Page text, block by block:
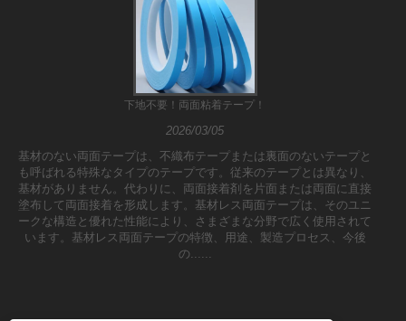
下地不要！両面粘着テープ！
2026/03/05
基材のない両面テープは、不織布テープまたは裏面のないテープと
も呼ばれる特殊なタイプのテープです。従来のテープとは異なり、
基材がありません。代わりに、両面接着剤を片面または両面に直接
塗布して両面接着を形成します。基材レス両面テープは、そのユニ
ークな構造と優れた性能により、さまざまな分野で広く使用されて
います。基材レス両面テープの特徴、用途、製造プロセス、今後
の......